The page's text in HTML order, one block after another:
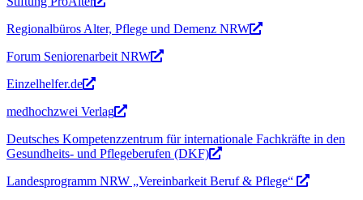
Regionalbüros Alter, Pflege und Demenz NRW
Forum Seniorenarbeit NRW
Einzelhelfer.de
medhochzwei Verlag
Deutsches Kompetenzzentrum für internationale Fachkräfte in den
Gesundheits- und Pflegeberufen (DKF)
Landesprogramm NRW „Vereinbarkeit Beruf & Pflege“